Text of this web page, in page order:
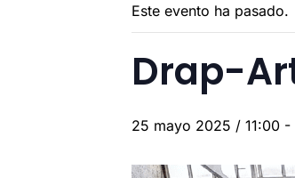
Este evento ha pasado.
Drap-
25 mayo 2025 / 11:00 -